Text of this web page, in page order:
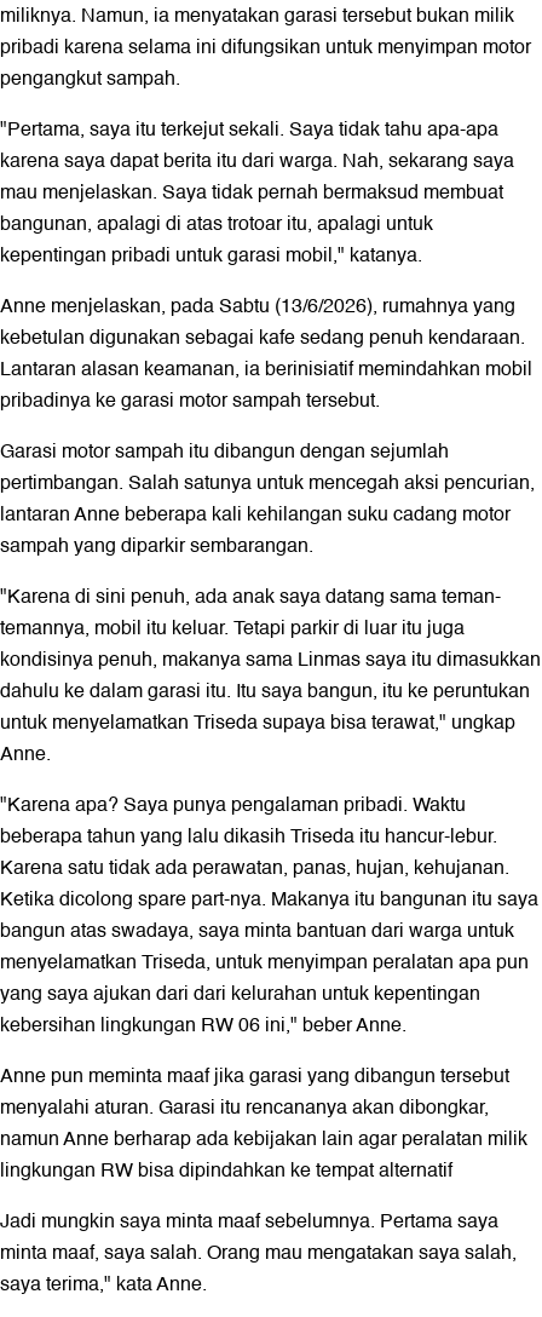
miliknya. Namun, ia menyatakan garasi tersebut bukan milik
pribadi karena selama ini difungsikan untuk menyimpan motor
pengangkut sampah.
"Pertama, saya itu terkejut sekali. Saya tidak tahu apa-apa
karena saya dapat berita itu dari warga. Nah, sekarang saya
mau menjelaskan. Saya tidak pernah bermaksud membuat
bangunan, apalagi di atas trotoar itu, apalagi untuk
kepentingan pribadi untuk garasi mobil," katanya.
Anne menjelaskan, pada Sabtu (13/6/2026), rumahnya yang
kebetulan digunakan sebagai kafe sedang penuh kendaraan.
Lantaran alasan keamanan, ia berinisiatif memindahkan mobil
pribadinya ke garasi motor sampah tersebut.
Garasi motor sampah itu dibangun dengan sejumlah
pertimbangan. Salah satunya untuk mencegah aksi pencurian,
lantaran Anne beberapa kali kehilangan suku cadang motor
sampah yang diparkir sembarangan.
"Karena di sini penuh, ada anak saya datang sama teman-
temannya, mobil itu keluar. Tetapi parkir di luar itu juga
kondisinya penuh, makanya sama Linmas saya itu dimasukkan
dahulu ke dalam garasi itu. Itu saya bangun, itu ke peruntukan
untuk menyelamatkan Triseda supaya bisa terawat," ungkap
Anne.
"Karena apa? Saya punya pengalaman pribadi. Waktu
beberapa tahun yang lalu dikasih Triseda itu hancur-lebur.
Karena satu tidak ada perawatan, panas, hujan, kehujanan.
Ketika dicolong spare part-nya. Makanya itu bangunan itu saya
bangun atas swadaya, saya minta bantuan dari warga untuk
menyelamatkan Triseda, untuk menyimpan peralatan apa pun
yang saya ajukan dari dari kelurahan untuk kepentingan
kebersihan lingkungan RW 06 ini," beber Anne.
Anne pun meminta maaf jika garasi yang dibangun tersebut
menyalahi aturan. Garasi itu rencananya akan dibongkar,
namun Anne berharap ada kebijakan lain agar peralatan milik
lingkungan RW bisa dipindahkan ke tempat alternatif
Jadi mungkin saya minta maaf sebelumnya. Pertama saya
minta maaf, saya salah. Orang mau mengatakan saya salah,
saya terima," kata Anne.